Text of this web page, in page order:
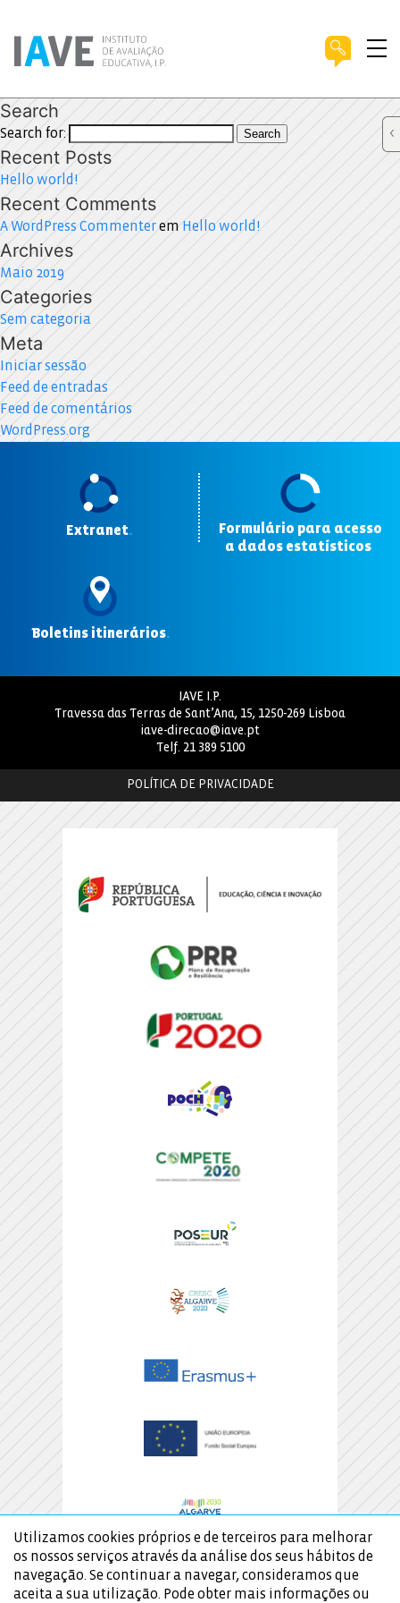
Search
Search for: Search
Recent Posts
Hello world!
Recent Comments
A WordPress Commenterem Hello world!
Archives
Maio 2019
Categories
Sem categoria
Meta
Iniciar sessão
Feed de entradas
Feed de comentários
WordPress.org
Extranet.
Formulário para acesso
a dados estatísticos
Boletins itinerários.
IAVE I.P.
Travessa das Terras de Sant’Ana, 15, 1250-269 Lisboa
iave-direcao@iave.pt
Telf. 21 389 5100
POLÍTICA DE PRIVACIDADE
Utilizamos cookies próprios e de terceiros para melhorar
os nossos serviços através da análise dos seus hábitos de
navegação. Se continuar a navegar, consideramos que
aceita a sua utilização. Pode obter mais informações ou